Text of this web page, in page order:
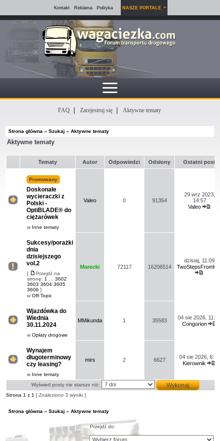
Kontakt Reklama Polityka NASZE PORTALE
FAQ Zarejestruj się Aktywne tematy
Strona główna »Szukaj »Aktywne tematy
Aktywne tematy
Tematy Autor Odpowiedzi Odsłony Ostatni post
forum
nieprzeczytanych
postów.
Promowany
Doskonałe
wycieraczki z
Polski -
OptiBLADE® do
ciężarówek
w Inne tematy
Valeo 0 91354
29 wrz 2023,
14:57
Valeo
forum
postów.
Sukcesy/porażki
dnia
dzisiejszego
vol.2
[
Przejdź
na
stronę
Przejdź na
stronę: 1 …3602
3603 3604 3605
3606 ]
wOff-Topic
Marecki 72117 16206514
dzisiaj, 11:09
forum
nowych
nieprzeczytanych
postów.
Wjazdówka do
Wiednia
30.11.2024
wOpłaty drogowe
MMikunda 1 35583
04 sie 2026,
Congorion
forum
nowych
nieprzeczytanych
Wynajem
długoterminowy
czy leasing?
w Inne tematy
mirs 2 6627
04 sie 2026, 6:32
Kierownik
Wyświetl posty nie starsze niż:
Strona1 z1 [ Znaleziono 3 wyniki ]
Strona główna »Szukaj »Aktywne tematy
Przejdź do: